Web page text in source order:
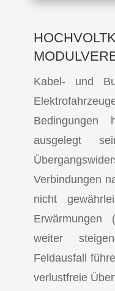
Kabel- und
Bedingungen
ausgelegt
Verbindungen
nicht
weiter
Feldausfall
verlustfreie